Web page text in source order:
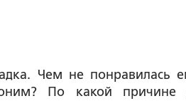
Чем не понравилась
По какой